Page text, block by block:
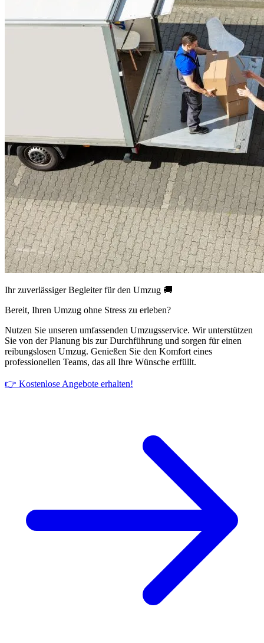
Ihr zuverlässiger Begleiter für den Umzug 🚚
Bereit, Ihren Umzug ohne Stress zu erleben?
Nutzen Sie unseren umfassenden Umzugsservice. Wir unterstützen
Sie von der Planung bis zur Durchführung und sorgen für einen
reibungslosen Umzug. Genießen Sie den Komfort eines
professionellen Teams, das all Ihre Wünsche erfüllt.
👉 Kostenlose Angebote erhalten!